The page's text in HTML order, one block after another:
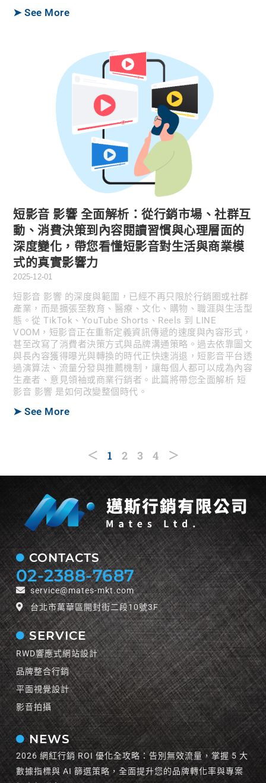
➤ See More
短影音 影響 全面解析：從行銷市場、社群互
動、消費決策到內容閱讀習慣與心理層面的
深度變化，帶您看懂短影音對生活與商業模
式的真實影響力
2025-12-01
短影音 影響 的深度與範圍，已經不再只限於行銷圈或社群
產業，而是擴張至教育、醫療、文化、購物、職涯與生活型
態。從 TikTok、YouTube Shorts、Reels 到 LINE
VOOM，短影音正在重新定義資訊傳遞的速度與內容形式，
甚至改寫了消費者決策方式與品牌溝通策略。過去依靠圖文
與長內容獲得曝光與轉換的時代正快速消退，短影音平台透
過演算法、流量分發與推薦機制，讓每個人都可以成為內容
生產者、意見領袖或商業行銷者。此篇將帶您全面解析 短
影音 影響 是如何改變整個時代。
➤ See More
＜ 1 2 3 4 ＞
CONTACTS
02-2388-7687
service@mates-mkt.com
台北市萬華區開封街二段10號3F
SERVICE
RWD響應式網站設計
品牌整合行銷
平面視覺設計
影音拍攝
NEWS
2026 網紅行銷 ROI 優化全攻略：告別無效流量，掌握 5 大
數據指標與 AI 篩選策略，全面提升您的品牌轉化率與專案